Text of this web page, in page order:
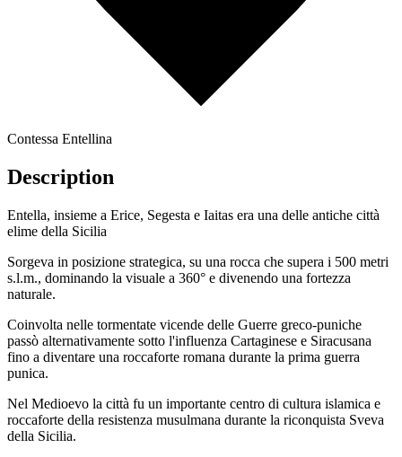
Contessa Entellina
Description
Entella, insieme a Erice, Segesta e Iaitas era una delle antiche città
elime della Sicilia
Sorgeva in posizione strategica, su una rocca che supera i 500 metri
s.l.m., dominando la visuale a 360° e divenendo una fortezza
naturale.
Coinvolta nelle tormentate vicende delle Guerre greco-puniche
passò alternativamente sotto l'influenza Cartaginese e Siracusana
fino a diventare una roccaforte romana durante la prima guerra
punica.
Nel Medioevo la città fu un importante centro di cultura islamica e
roccaforte della resistenza musulmana durante la riconquista Sveva
della Sicilia.